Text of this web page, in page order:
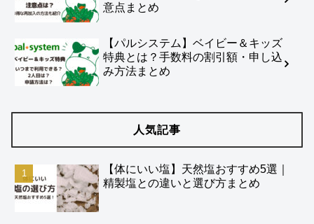
意点まとめ
【パルシステム】ベイビー＆キッズ
特典とは？手数料の割引額・申し込
み方法まとめ
人気記事
【体にいい塩】天然塩おすすめ5選｜
精製塩との違いと選び方まとめ